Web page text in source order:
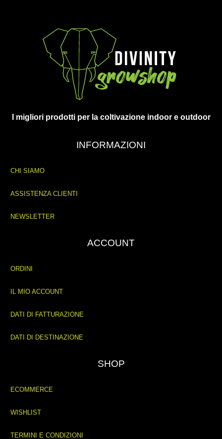
I migliori prodotti per la coltivazione indoor e outdoor
INFORMAZIONI
CHI SIAMO
ASSISTENZA CLIENTI
NEWSLETTER
ACCOUNT
ORDINI
IL MIO ACCOUNT
DATI DI FATTURAZIONE
DATI DI DESTINAZIONE
SHOP
ECOMMERCE
WISHLIST
TERMINI E CONDIZIONI